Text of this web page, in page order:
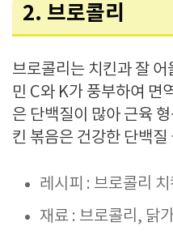
2. 브로콜리
브로콜리는 치킨과 잘
민 C와 K가 풍부하여 면
은 단백질이 많아 근육
킨 볶음은 건강한 단백
레시피 : 브로콜리
재료 : 브로콜리, 닭